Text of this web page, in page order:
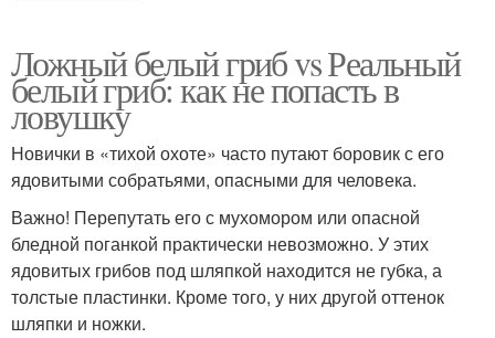
Ложный белый гриб vs Реальный
белый гриб: как не попасть в
ловушку
Новички в «тихой охоте» часто путают боровик с его
ядовитыми собратьями, опасными для человека.
Важно! Перепутать его с мухомором или опасной
бледной поганкой практически невозможно. У этих
ядовитых грибов под шляпкой находится не губка, а
толстые пластинки. Кроме того, у них другой оттенок
шляпки и ножки.